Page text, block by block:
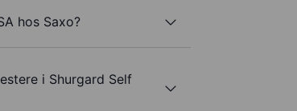
hos Saxo?
i Shurgard Self